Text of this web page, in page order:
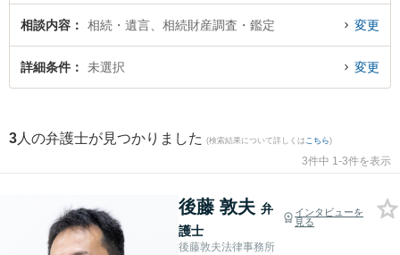
今すぐに弁護士に相談したい』『相続財産調査・鑑定のトラブル解決の実績豊
富な近くの弁護士を検索したい』『初回相談無料で相続財産調査・鑑定を法律
相談できるたつの市内の弁護士に相談予約したい』などでお困りの相談者さん
相談内容 相続・遺言、相続財産調査・鑑定 変更
詳細条件 未選択 変更
3 人の弁護士が見つかりました (検索結果について詳しくは こちら)
3件中 1-3件を表示
後藤 敦夫 弁
護士
インタビューを
見る
後藤敦夫法律事務所